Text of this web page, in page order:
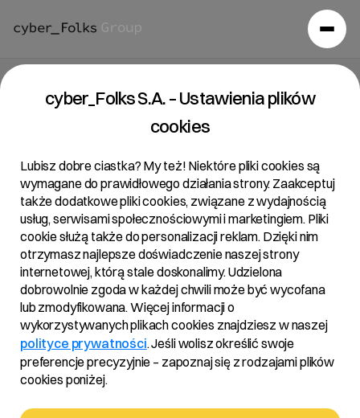
Raport bieżący 33/2018
Temat:
Powiadomienie o transakcji na akcjach Spółki
Podstawa Prawna:
Art. 19 ust. 3 MAR – informacja o transakcjach
wykonywanych przez osoby pełniące obowiązki
zarządcze.
Treść:
Zarząd R22 S.A. z siedzibą w Poznaniu („Spółka”)
cyber_Folks S.A. – Ustawienia plików
cookies
Lubisz dobre ciastka? My też! Niektóre pliki cookies są
wymagane do prawidłowego działania strony. Zaakceptuj
także dodatkowe pliki cookies, związane z wydajnością
usług, serwisami społecznościowymi i marketingiem. Pliki
cookie służą także do personalizacji reklam. Dzięki nim
otrzymasz najlepsze doświadczenie naszej strony
internetowej, którą stale doskonalimy. Udzielona
dobrowolnie zgoda w każdej chwili może być wycofana
lub zmodyfikowana. Więcej informacji o
wykorzystywanych plikach cookies znajdziesz w naszej
polityce prywatności. Jeśli wolisz określić swoje
preferencje precyzyjnie – zapoznaj się z rodzajami plików
cookies poniżej.